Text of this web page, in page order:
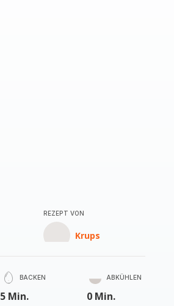
REZEPT VON
Krups
BACKEN
5 Min.
ABKÜHLEN
0 Min.